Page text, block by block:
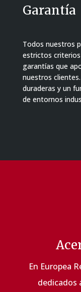
Garantía
Todos nuestros
estrictos
garantías que
nuestros
duraderas y un
de entornos
En Europea
dedicados